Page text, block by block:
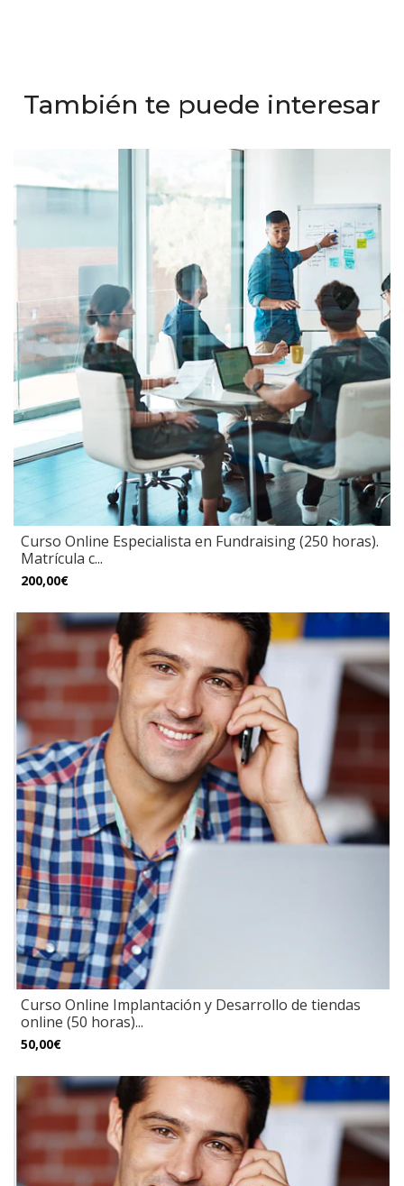
También te puede interesar
Curso Online Especialista en Fundraising (250 horas).
Matrícula c...
200,00€
Curso Online Implantación y Desarrollo de tiendas
online (50 horas)...
50,00€